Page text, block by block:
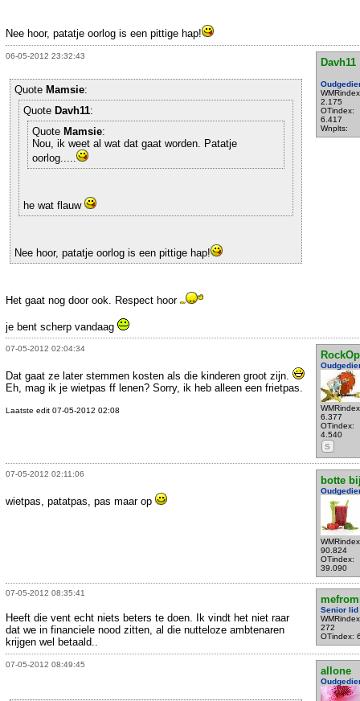
Nee hoor, patatje oorlog is een pittige hap!
06-05-2012 23:32:43
Davh11
2.175
OTindex:
6.417
Wnplts:
Quote Mamsie:
Quote Davh11:
Quote Mamsie:
Nou, ik weet al wat dat gaat worden. Patatje
oorlog.....
he wat flauw
Nee hoor, patatje oorlog is een pittige hap!
Het gaat nog door ook. Respect hoor
je bent scherp vandaag
07-05-2012 02:04:34
6.377
OTindex:
4.540
S
Dat gaat ze later stemmen kosten als die kinderen groot zijn.
Eh, mag ik je wietpas ff lenen? Sorry, ik heb alleen een frietpas.
Laatste edit 07-05-2012 02:08
07-05-2012 02:11:06
botte
90.824
OTindex:
39.090
wietpas, patatpas, pas maar op
07-05-2012 08:35:41
Senior lid
272
OTindex:
Heeft die vent echt niets beters te doen. Ik vindt het niet raar
dat we in financiele nood zitten, al die nutteloze ambtenaren
krijgen wel betaald..
07-05-2012 08:49:45
allone